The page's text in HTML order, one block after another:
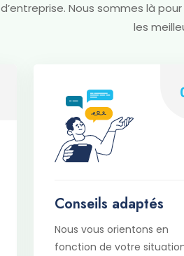
d’entreprise. Nous sommes là
les
Conseils adaptés
Nous vous orientons en
fonction de votre